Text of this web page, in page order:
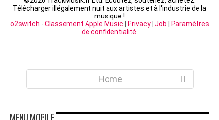
Télécharger illégalement nuit aux artistes et à l'industrie de la
musique !
o2switch - Classement Apple Music Privacy| Job
Paramètres
de confidentialité.
Home
MENUMOBILE